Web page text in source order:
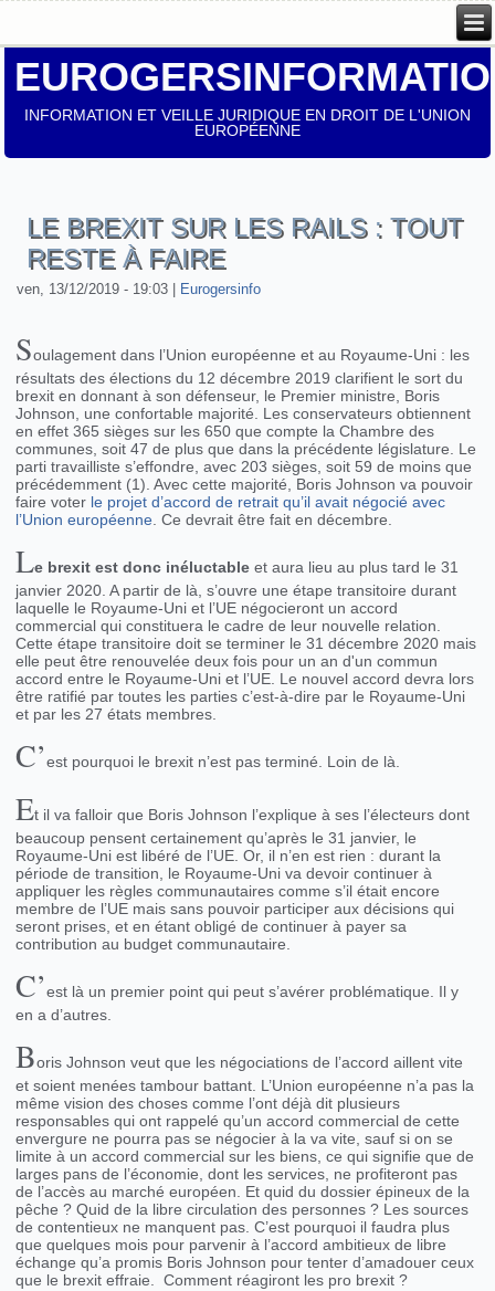
INFORMATION ET VEILLE JURIDIQUE EN DROIT DE L'UNION
EUROPÉENNE
LE BREXIT SUR LES RAILS : TOUT
RESTE À FAIRE
ven, 13/12/2019 - 19:03 Eurogersinfo
Soulagement dans l’Union européenne et au Royaume-Uni : les
résultats des élections du 12 décembre 2019 clarifient le sort du
brexit en donnant à son défenseur, le Premier ministre, Boris
Johnson, une confortable majorité. Les conservateurs obtiennent
en effet 365 sièges sur les 650 que compte la Chambre des
communes, soit 47 de plus que dans la précédente législature. Le
parti travailliste s’effondre, avec 203 sièges, soit 59 de moins que
précédemment (1). Avec cette majorité, Boris Johnson va pouvoir
faire voter le projet d’accord de retrait qu’il avait négocié avec
l’Union européenne. Ce devrait être fait en décembre.
Le brexit est donc inéluctable et aura lieu au plus tard le 31
janvier 2020. A partir de là, s’ouvre une étape transitoire durant
laquelle le Royaume-Uni et l’UE négocieront un accord
commercial qui constituera le cadre de leur nouvelle relation.
Cette étape transitoire doit se terminer le 31 décembre 2020 mais
elle peut être renouvelée deux fois pour un an d'un commun
accord entre le Royaume-Uni et l’UE. Le nouvel accord devra lors
être ratifié par toutes les parties c’est-à-dire par le Royaume-Uni
et par les 27 états membres.
C’est pourquoi le brexit n’est pas terminé. Loin de là.
Et il va falloir que Boris Johnson l’explique à ses l’électeurs dont
beaucoup pensent certainement qu’après le 31 janvier, le
Royaume-Uni est libéré de l’UE. Or, il n’en est rien : durant la
période de transition, le Royaume-Uni va devoir continuer à
appliquer les règles communautaires comme s’il était encore
membre de l’UE mais sans pouvoir participer aux décisions qui
seront prises, et en étant obligé de continuer à payer sa
contribution au budget communautaire.
C’est là un premier point qui peut s’avérer problématique. Il y
en a d’autres.
Boris Johnson veut que les négociations de l’accord aillent vite
et soient menées tambour battant. L’Union européenne n’a pas la
même vision des choses comme l’ont déjà dit plusieurs
responsables qui ont rappelé qu’un accord commercial de cette
envergure ne pourra pas se négocier à la va vite, sauf si on se
limite à un accord commercial sur les biens, ce qui signifie que de
larges pans de l’économie, dont les services, ne profiteront pas
de l’accès au marché européen. Et quid du dossier épineux de la
pêche ? Quid de la libre circulation des personnes ? Les sources
de contentieux ne manquent pas. C’est pourquoi il faudra plus
que quelques mois pour parvenir à l’accord ambitieux de libre
échange qu’a promis Boris Johnson pour tenter d’amadouer ceux
que le brexit effraie. Comment réagiront les pro brexit ?